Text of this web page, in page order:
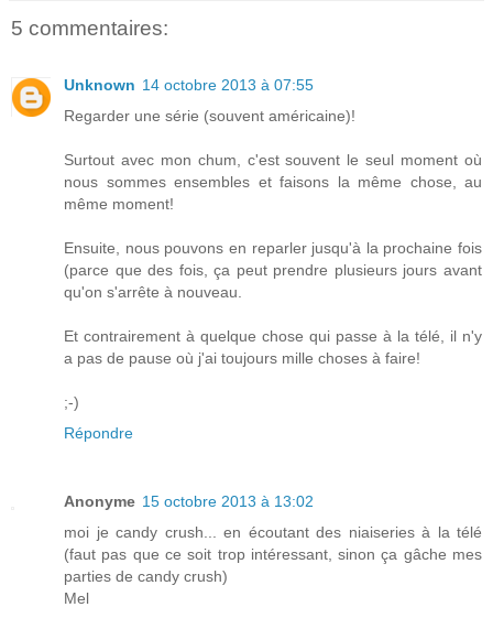
5 commentaires:
Unknown 14 octobre 2013 à 07:55
Regarder une série (souvent américaine)!
Surtout avec mon chum, c'est souvent le seul moment où
nous sommes ensembles et faisons la même chose, au
même moment!
Ensuite, nous pouvons en reparler jusqu'à la prochaine fois
(parce que des fois, ça peut prendre plusieurs jours avant
qu'on s'arrête à nouveau.
Et contrairement à quelque chose qui passe à la télé, il n'y
a pas de pause où j'ai toujours mille choses à faire!
;-)
Répondre
Anonyme 15 octobre 2013 à 13:02
moi je candy crush... en écoutant des niaiseries à la télé
(faut pas que ce soit trop intéressant, sinon ça gâche mes
parties de candy crush)
Mel